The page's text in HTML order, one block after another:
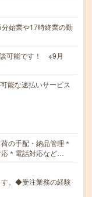
始業や17時終業の勤
可能です！ ※9月
能な速払いサービス
の手配・納品管理＊
応＊電話対応など…
。◆受注業務の経験